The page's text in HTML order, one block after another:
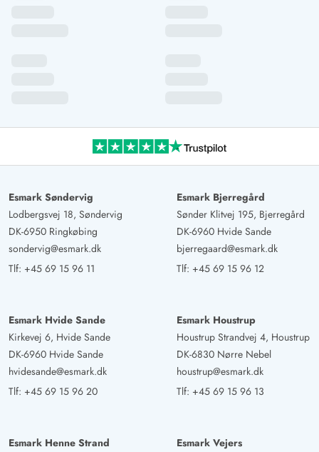
Esmark Søndervig
Lodbergsvej 18, Søndervig
DK-6950 Ringkøbing
sondervig@esmark.dk
Tlf: +45 69 15 96 11
Esmark Bjerregård
Sønder Klitvej 195, Bjerregård
DK-6960 Hvide Sande
bjerregaard@esmark.dk
Tlf: +45 69 15 96 12
Esmark Hvide Sande
Kirkevej 6, Hvide Sande
DK-6960 Hvide Sande
hvidesande@esmark.dk
Tlf: +45 69 15 96 20
Esmark Houstrup
Houstrup Strandvej 4, Houstrup
DK-6830 Nørre Nebel
houstrup@esmark.dk
Tlf: +45 69 15 96 13
Esmark Henne Strand
Esmark Vejers